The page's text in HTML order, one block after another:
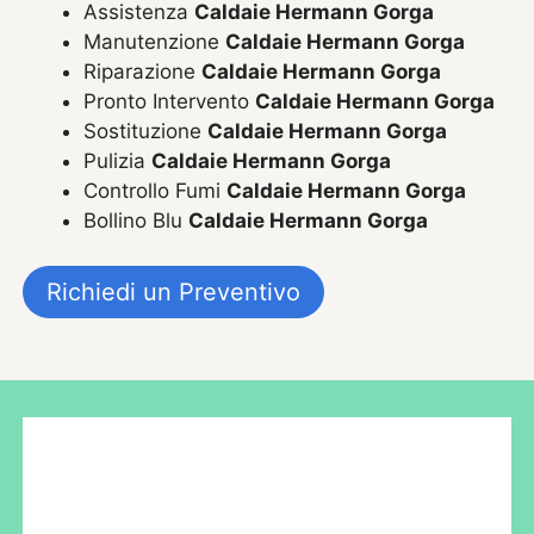
Assistenza Caldaie Hermann Gorga
Manutenzione Caldaie Hermann Gorga
Riparazione Caldaie Hermann Gorga
Pronto Intervento Caldaie Hermann Gorga
Sostituzione Caldaie Hermann Gorga
Pulizia Caldaie Hermann Gorga
Controllo Fumi Caldaie Hermann Gorga
Bollino Blu Caldaie Hermann Gorga
Richiedi un Preventivo